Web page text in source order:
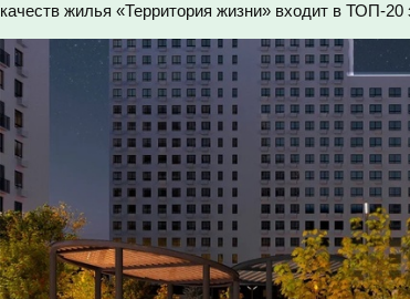
качеств жилья «Территория жизни» входит в ТОП-20